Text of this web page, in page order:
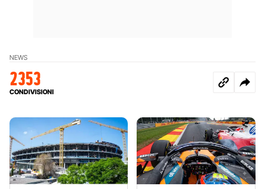
NEWS
2353
CONDIVISIONI